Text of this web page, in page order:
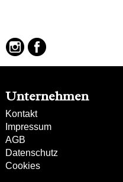
Unternehmen
Kontakt
Impressum
AGB
Datenschutz
Cookies